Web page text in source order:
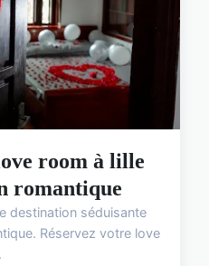
room à lille
romantique
destination séduisante
Réservez votre love